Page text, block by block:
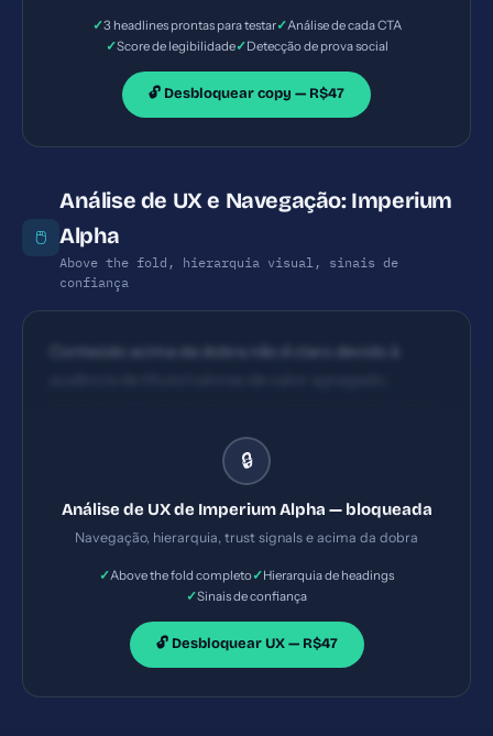
mas falta um CTA principal claro que oriente o
'Receba descontos', 'Veja ofertas') acima da dobra.
✓3 headlines prontas para testar✓Análise de cada CTA
✓Score de legibilidade✓Detecção de prova social
🔓 Desbloquear copy — R$47
🖱️
Análise de UX e Navegação: Imperium
Alpha
Above the fold, hierarquia visual, sinais de
confiança
Conteúdo acima da dobra não é claro devido à
pode não capturar imediatamente o interesse. A
página organiza produtos em blocos com ênfase em
começando pela proposição de valor. A dobra não
está documentada, dificultando avaliação completa
sem tela completa.
🔒
Análise de UX de Imperium Alpha — bloqueada
Navegação, hierarquia, trust signals e acima da dobra
✓Above the fold completo✓Hierarquia de headings
✓Sinais de confiança
🔓 Desbloquear UX — R$47